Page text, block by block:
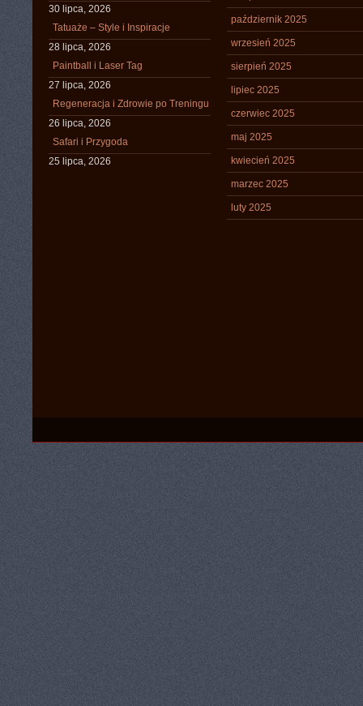
30 lipca, 2026
Tatuaże – Style i Inspiracje
28 lipca, 2026
Paintball i Laser Tag
27 lipca, 2026
Regeneracja i Zdrowie po Treningu
26 lipca, 2026
Safari i Przygoda
25 lipca, 2026
październik 2025
wrzesień 2025
sierpień 2025
lipiec 2025
czerwiec 2025
maj 2025
kwiecień 2025
marzec 2025
luty 2025